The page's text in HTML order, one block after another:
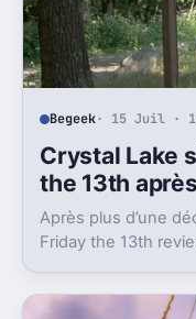
Begeek· 15 Juil ·
Crystal Lake
the 13th
Après plus d’une
Friday the 13th
décor.